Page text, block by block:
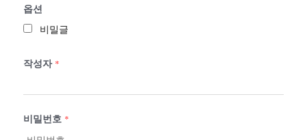
옵션
비밀글
작성자 *
비밀번호 *